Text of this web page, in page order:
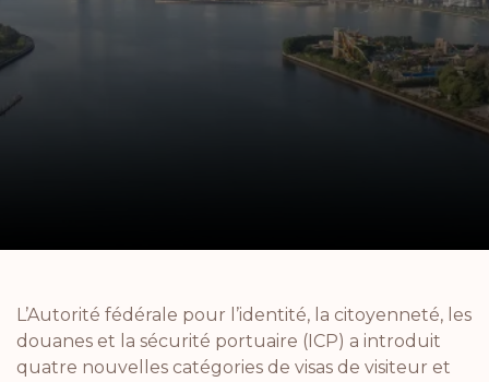
L’Autorité fédérale pour l’identité, la citoyenneté, les
douanes et la sécurité portuaire (ICP) a introduit
quatre nouvelles catégories de visas de visiteur et